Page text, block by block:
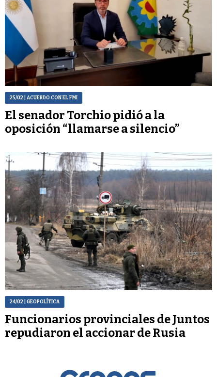
25/02 | ACUERDO CON EL FMI
El senador Torchio pidió a la
oposición “llamarse a silencio”
24/02 | GEOPOLÍTICA
Funcionarios provinciales de Juntos
repudiaron el accionar de Rusia